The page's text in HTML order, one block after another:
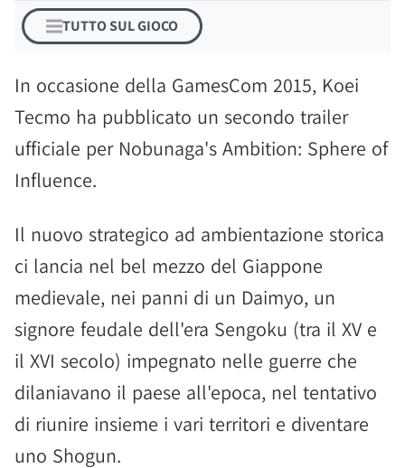
TUTTO SUL GIOCO
In occasione della GamesCom 2015, Koei
Tecmo ha pubblicato un secondo trailer
ufficiale per Nobunaga's Ambition: Sphere of
Influence.
Il nuovo strategico ad ambientazione storica
ci lancia nel bel mezzo del Giappone
medievale, nei panni di un Daimyo, un
signore feudale dell'era Sengoku (tra il XV e
il XVI secolo) impegnato nelle guerre che
dilaniavano il paese all'epoca, nel tentativo
di riunire insieme i vari territori e diventare
uno Shogun.